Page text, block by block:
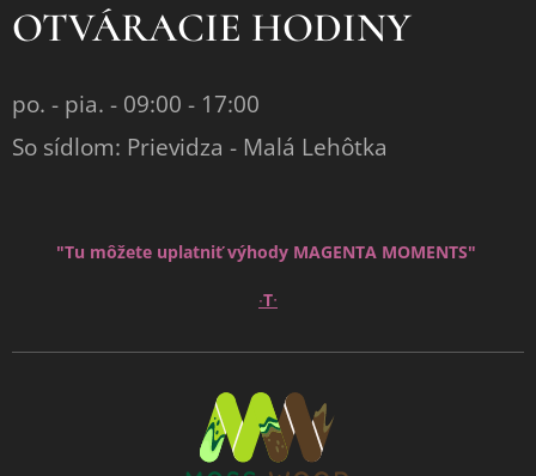
OTVÁRACIE HODINY
po. - pia. - 09:00 - 17:00
So sídlom: Prievidza - Malá Lehôtka
"Tu môžete uplatniť výhody MAGENTA MOMENTS"
∙T∙